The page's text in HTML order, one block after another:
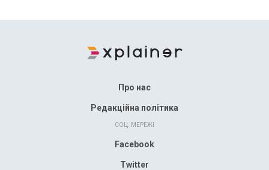
Про нас
Редакційна політика
СОЦ. МЕРЕЖІ
Facebook
Twitter